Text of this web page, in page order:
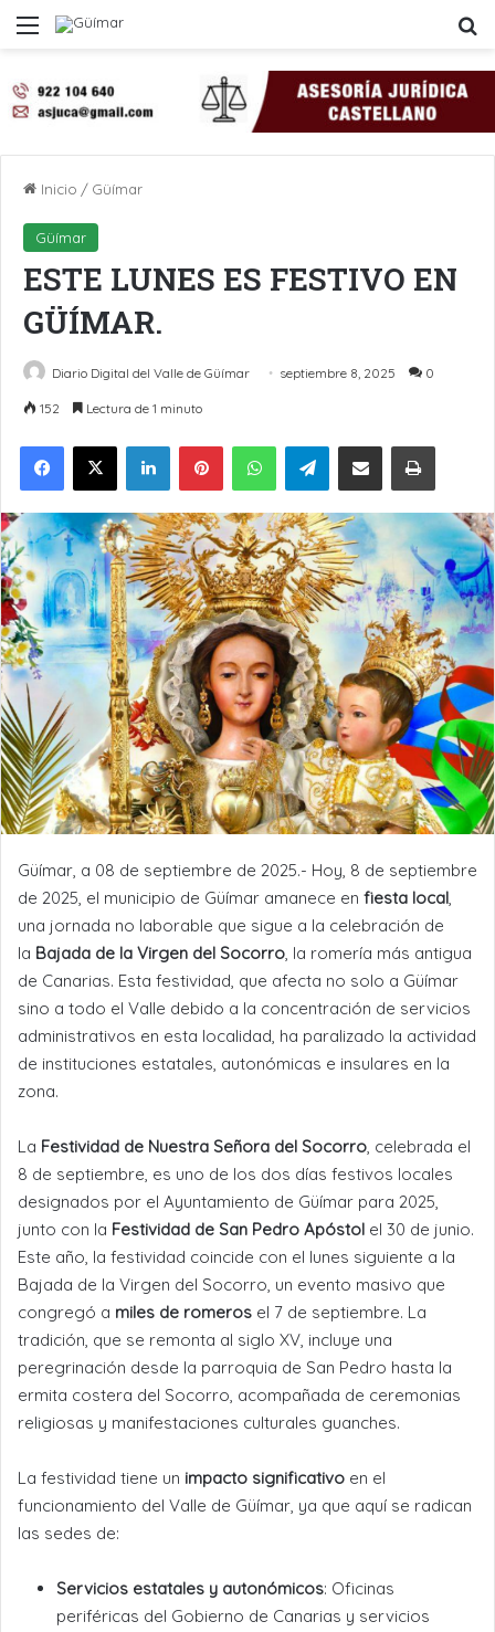
Menú
Inicio / Güímar
Güímar
ESTE LUNES ES FESTIVO EN
GÜÍMAR.
Diario Digital del Valle de Güímar septiembre 8, 2025 0
152 Lectura de 1 minuto
LinkedInPinterestWhatsAppTelegramCompartir por Email Imprimir
Güímar, a 08 de septiembre de 2025.- Hoy, 8 de septiembre
de 2025, el municipio de Güímar amanece en fiesta local,
una jornada no laborable que sigue a la celebración de
la Bajada de la Virgen del Socorro, la romería más antigua
de Canarias. Esta festividad, que afecta no solo a Güímar
sino a todo el Valle debido a la concentración de servicios
administrativos en esta localidad, ha paralizado la actividad
de instituciones estatales, autonómicas e insulares en la
zona.
La Festividad de Nuestra Señora del Socorro, celebrada el
8 de septiembre, es uno de los dos días festivos locales
designados por el Ayuntamiento de Güímar para 2025,
junto con la Festividad de San Pedro Apóstol el 30 de junio.
Este año, la festividad coincide con el lunes siguiente a la
Bajada de la Virgen del Socorro, un evento masivo que
congregó a miles de romeros el 7 de septiembre. La
tradición, que se remonta al siglo XV, incluye una
peregrinación desde la parroquia de San Pedro hasta la
ermita costera del Socorro, acompañada de ceremonias
religiosas y manifestaciones culturales guanches.
La festividad tiene un impacto significativo en el
funcionamiento del Valle de Güímar, ya que aquí se radican
las sedes de:
Servicios estatales y autonómicos: Oficinas
periféricas del Gobierno de Canarias y servicios